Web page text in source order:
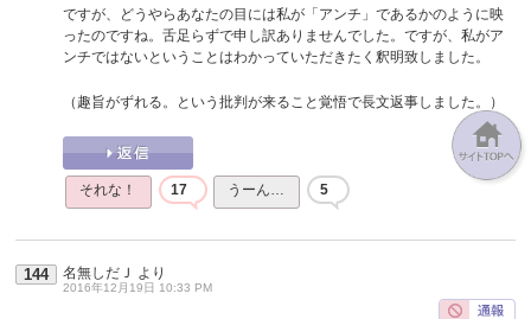
ですが、どうやらあなたの目には私が「アンチ」であるかのように映
ったのですね。舌足らずで申し訳ありませんでした。ですが、私がア
ンチではないということはわかっていただきたく釈明致しました。
（趣旨がずれる。という批判が来ること覚悟で長文返事しました。）
それな！ 17 うーん… 5
144 名無しだＪ より
2016年12月19日 10:33 PM